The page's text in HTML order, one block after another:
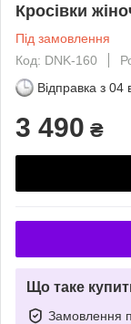
Кросівки
Під замовлення
Код: DNK-160
Відправка з 04
3 490 ₴
Що таке
Замовлення